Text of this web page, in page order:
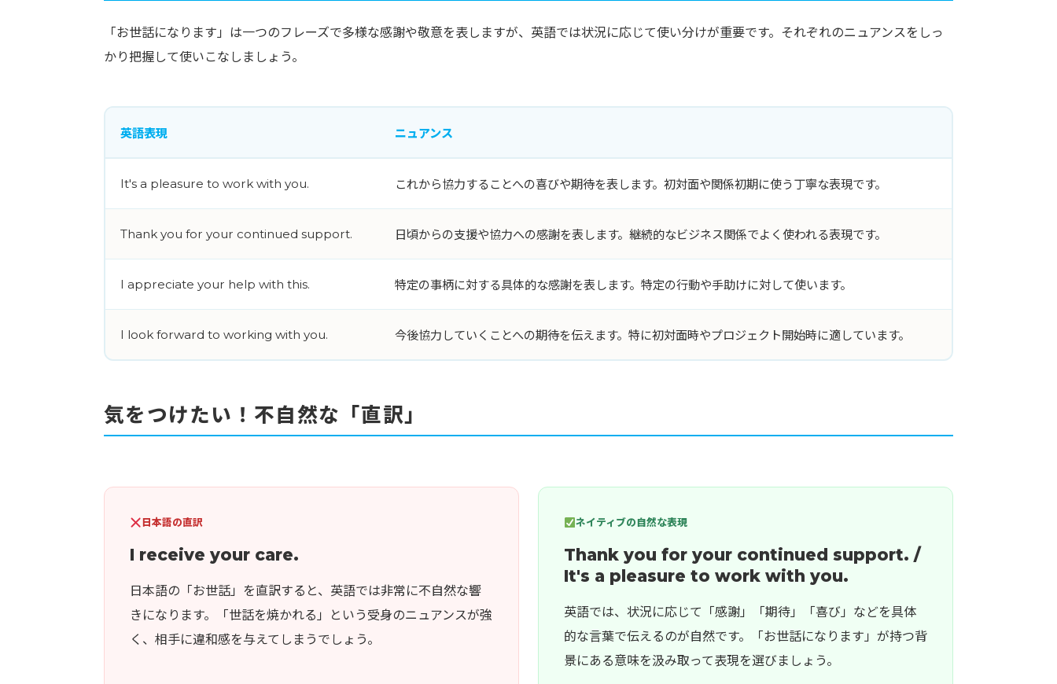
「お世話になります」は一つのフレーズで多様な感謝や敬意を表しますが、英語では状況に応じて使い分けが重要です。それぞれのニュアンスをしっ
かり把握して使いこなしましょう。
英語表現 ニュアンス
It's a pleasure to work with you. これから協力することへの喜びや期待を表します。初対面や関係初期に使う丁寧な表現です。
Thank you for your continued support. 日頃からの支援や協力への感謝を表します。継続的なビジネス関係でよく使われる表現です。
I appreciate your help with this. 特定の事柄に対する具体的な感謝を表します。特定の行動や手助けに対して使います。
I look forward to working with you. 今後協力していくことへの期待を伝えます。特に初対面時やプロジェクト開始時に適しています。
気をつけたい！不自然な「直訳」
日本語の直訳
I receive your care.
日本語の「お世話」を直訳すると、英語では非常に不自然な響
きになります。「世話を焼かれる」という受身のニュアンスが強
く、相手に違和感を与えてしまうでしょう。
ネイティブの自然な表現
Thank you for your continued support. /
It's a pleasure to work with you.
英語では、状況に応じて「感謝」「期待」「喜び」などを具体
的な言葉で伝えるのが自然です。「お世話になります」が持つ背
景にある意味を汲み取って表現を選びましょう。